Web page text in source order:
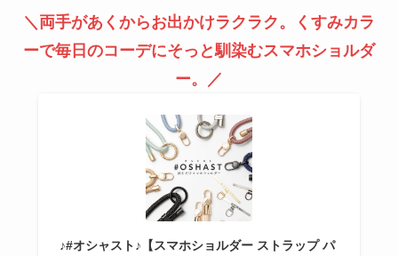
＼両手があくからお出かけラクラク。くすみカラ
ーで毎日のコーデにそっと馴染むスマホショルダ
ー。／
♪#オシャスト♪【スマホショルダー ストラップ パ